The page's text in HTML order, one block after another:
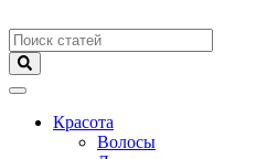
Меню
Красота
Волосы